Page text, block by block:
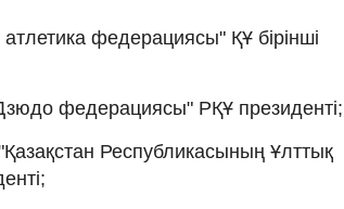
федерациясы" ҚҰ бірінші
федерациясы" РҚҰ президенті;
Республикасының Ұлттық